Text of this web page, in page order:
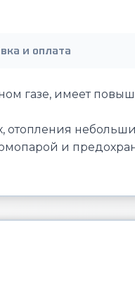
и оплата
газе, имеет
и